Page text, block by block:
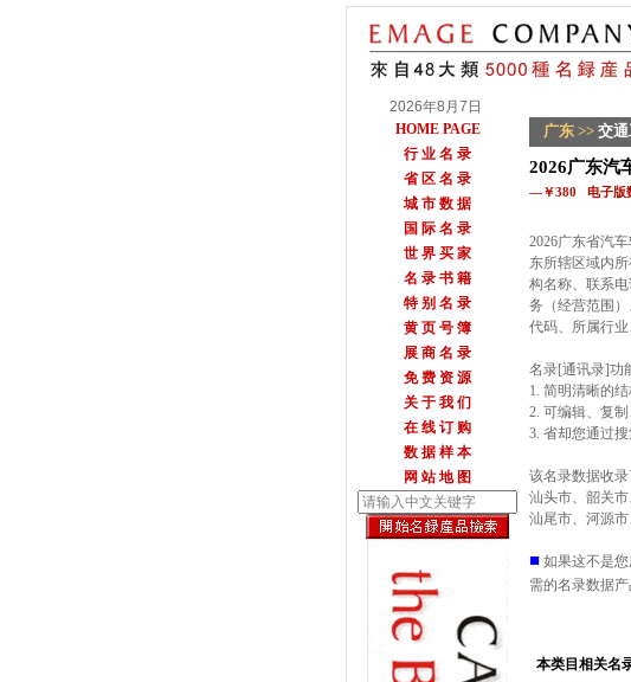
2026年8月7日
HOME PAGE
行 业 名 录
省 区 名 录
城 市 数 据
国 际 名 录
世 界 买 家
名 录 书 籍
特 别 名 录
黄 页 号 簿
展 商 名 录
免 费 资 源
关 于 我 们
在 线 订 购
数 据 样 本
网 站 地 图
广东 >> 交
2026广东汽
—￥380 电子版
2026广东省汽
东所辖区域内
构名称、联系
务（经营范围
代码、所属行业
名录[通讯录]功
1. 简明清晰的
2. 可编辑、复
3. 省却您通过
该名录数据收
汕头市、韶关
汕尾市、河源
■ 如果这不是
需的名录数据
本类目相关名